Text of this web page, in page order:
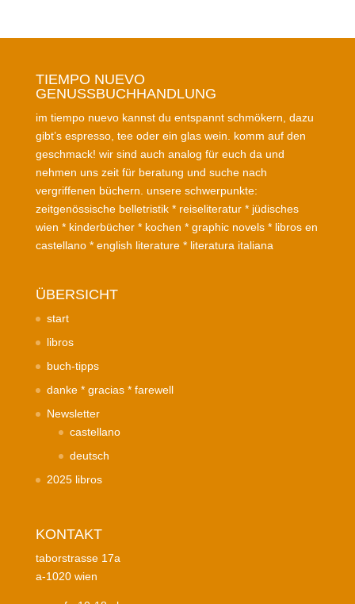
TIEMPO NUEVO
GENUSSBUCHHANDLUNG
im tiempo nuevo kannst du entspannt schmökern, dazu
gibt’s espresso, tee oder ein glas wein. komm auf den
geschmack! wir sind auch analog für euch da und
nehmen uns zeit für beratung und suche nach
vergriffenen büchern. unsere schwerpunkte:
zeitgenössische belletristik * reiseliteratur * jüdisches
wien * kinderbücher * kochen * graphic novels * libros en
castellano * english literature * literatura italiana
ÜBERSICHT
start
libros
buch-tipps
danke * gracias * farewell
Newsletter
castellano
deutsch
2025 libros
KONTAKT
taborstrasse 17a
a-1020 wien